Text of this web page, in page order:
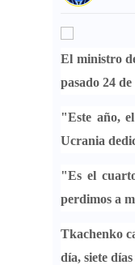
El ministro
pasado 24
"Este año, el
Ucrania
"Es el
perdimos a
Tkachenko
día, siete